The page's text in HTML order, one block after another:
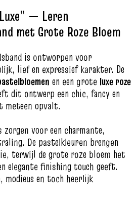
— Leren
met Grote Roze Bloem
is ontworpen voor
lief en expressief karakter. De
en een grote luxe roze
dit ontwerp een chic, fancy en
meteen opvalt.
zorgen voor een charmante,
De pastelkleuren brengen
terwijl de grote roze bloem het
elegante finishing touch geeft.
modieus en toch heerlijk